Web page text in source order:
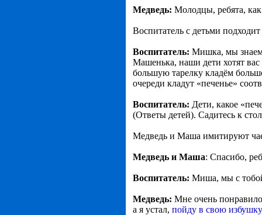
Медведь: Молодцы, ребята,
Воспитатель с детьми
Воспитатель: Мишка, мы
Машенька, наши дети хотят
большую тарелку кладём
очереди кладут «печенье»
Воспитатель: Дети, какое
(Ответы детей). Садитесь к
Медведь и Маша имитируют
Медведь и Маша: Спасибо,
Воспитатель: Миша, мы с
Медведь: Мне очень
а я устал, пойду в свою избушку